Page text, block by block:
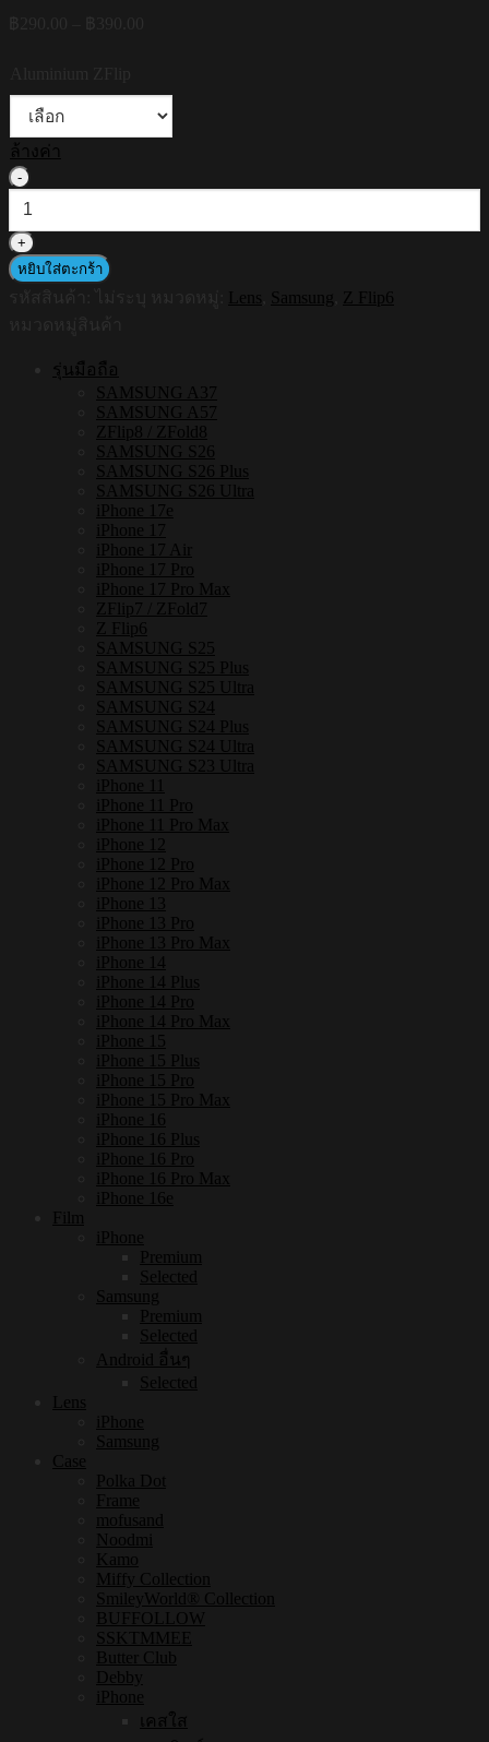
฿390.00
ล้างค่า
Shield
กระจก
กัน
Lens
หยิบใส่ตะกร้า
Lens Samsung
Z Flip6
รุ่นมือถือ
SAMSUNG A37
SAMSUNG A57
ZFlip8 / ZFold8
SAMSUNG S26
SAMSUNG S26 Plus
SAMSUNG S26 Ultra
iPhone 17e
iPhone 17
iPhone 17 Air
iPhone 17 Pro
iPhone 17 Pro Max
ZFlip7 / ZFold7
Z Flip6
SAMSUNG S25
SAMSUNG S25 Plus
SAMSUNG S25 Ultra
SAMSUNG S24
SAMSUNG S24 Plus
SAMSUNG S24 Ultra
SAMSUNG S23 Ultra
iPhone 11
iPhone 11 Pro
iPhone 11 Pro Max
iPhone 12
iPhone 12 Pro
iPhone 12 Pro Max
iPhone 13
iPhone 13 Pro
iPhone 13 Pro Max
iPhone 14
iPhone 14 Plus
iPhone 14 Pro
iPhone 14 Pro Max
iPhone 15
iPhone 15 Plus
iPhone 15 Pro
iPhone 15 Pro Max
iPhone 16
iPhone 16 Plus
iPhone 16 Pro
iPhone 16 Pro Max
iPhone 16e
Film
iPhone
Premium
Selected
Samsung
Premium
Selected
Android อื่นๆ
Selected
Lens
iPhone
Samsung
Case
Polka Dot
Frame
mofusand
Noodmi
Kamo
Miffy Collection
SmileyWorld® Collection
BUFFOLLOW
SSKTMMEE
Butter Club
Debby
iPhone
เคสใส